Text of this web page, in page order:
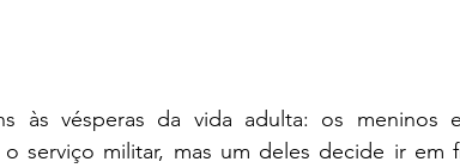
às vésperas da vida adulta: os meninos
serviço militar, mas um deles decide ir em